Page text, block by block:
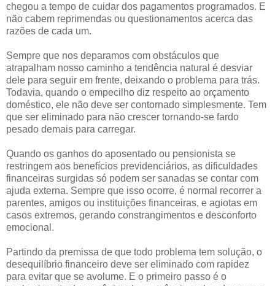
chegou a tempo de cuidar dos pagamentos programados. E
não cabem reprimendas ou questionamentos acerca das
razões de cada um.
Sempre que nos deparamos com obstáculos que
atrapalham nosso caminho a tendência natural é desviar
dele para seguir em frente, deixando o problema para trás.
Todavia, quando o empecilho diz respeito ao orçamento
doméstico, ele não deve ser contornado simplesmente. Tem
que ser eliminado para não crescer tornando-se fardo
pesado demais para carregar.
Quando os ganhos do aposentado ou pensionista se
restringem aos benefícios previdenciários, as dificuldades
financeiras surgidas só podem ser sanadas se contar com
ajuda externa. Sempre que isso ocorre, é normal recorrer a
parentes, amigos ou instituições financeiras, e agiotas em
casos extremos, gerando constrangimentos e desconforto
emocional.
Partindo da premissa de que todo problema tem solução, o
desequilíbrio financeiro deve ser eliminado com rapidez
para evitar que se avolume. E o primeiro passo é o